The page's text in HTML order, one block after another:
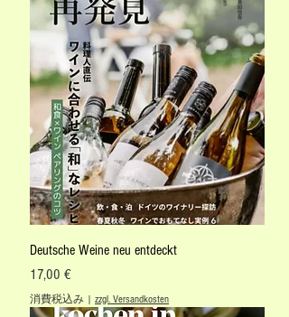
Deutsche Weine neu entdeckt
価格
17,00 €
消費税込み | zzgl. Versandkosten